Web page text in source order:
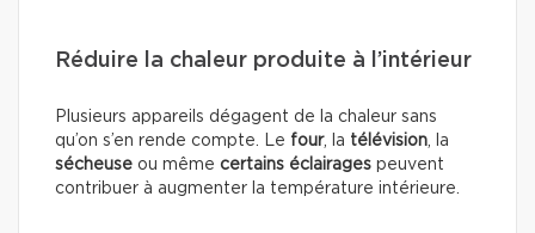
Réduire la chaleur produite à l’intérieur
Plusieurs appareils dégagent de la chaleur sans
qu’on s’en rende compte. Le four, la télévision, la
sécheuse ou même certains éclairages peuvent
contribuer à augmenter la température intérieure.